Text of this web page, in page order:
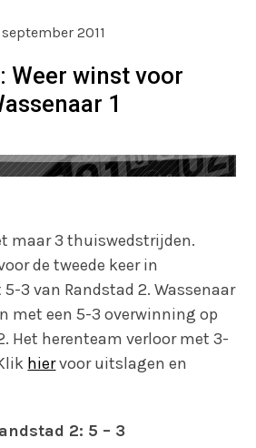
2011
Weer winst voor
1
maar 3 thuiswedstrijden.
de tweede keer in
3 van Randstad 2. Wassenaar
met een 5-3 overwinning op
Het herenteam verloor met 3-
hiervoor uitslagen en
2: 5 – 3